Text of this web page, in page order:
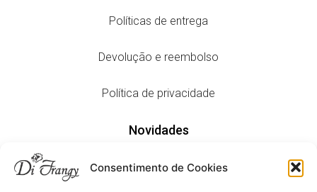
Consentimento de Cookies
Políticas de entrega
Devolução e reembolso
Política de privacidade
Novidades
Lançamentos